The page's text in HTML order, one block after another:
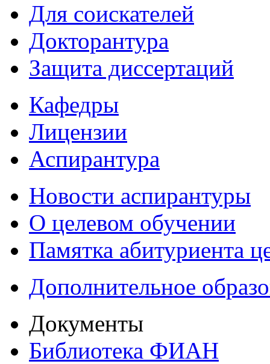
Для соискателей
Докторантура
Защита диссертаций
Кафедры
Лицензии
Аспирантура
Новости аспирантуры
О целевом обучении
Памятка абитуриента
Дополнительное
Документы
Библиотека ФИАН